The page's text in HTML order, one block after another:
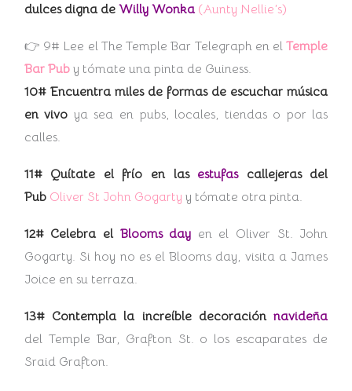
dulces digna de Willy Wonka (Aunty Nellie’s)
👉 9# Lee el The Temple Bar Telegraph en elTemple
Bar Pub y tómate una pinta de Guiness.
10# Encuentra miles de formas de escuchar música
en vivo ya sea en pubs, locales, tiendas o por las
calles.
11# Quítate el frío en las estufascallejeras del
Pub Oliver St John Gogarty y tómate otra pinta.
12# Celebra el Blooms day en el Oliver St. John
Gogarty. Si hoy no es el Blooms day, visita a James
Joice en su terraza.
13# Contempla la increíble decoraciónnavideña
del Temple Bar, Grafton St. o los escaparates de
Sraid Grafton.